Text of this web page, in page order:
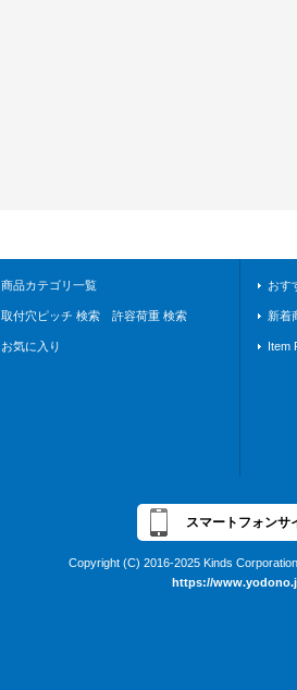
商品カテゴリ一覧
取付穴ピッチ 検索 許容荷重 検索
お気に入り
おす
新着
Item
スマートフォンサ
Copyright (C) 2016-2025 Kinds
https://